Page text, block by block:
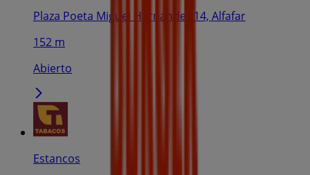
Plaza Poeta Miguel Hernandez 14, Alfafar
152 m
Abierto
Estancos